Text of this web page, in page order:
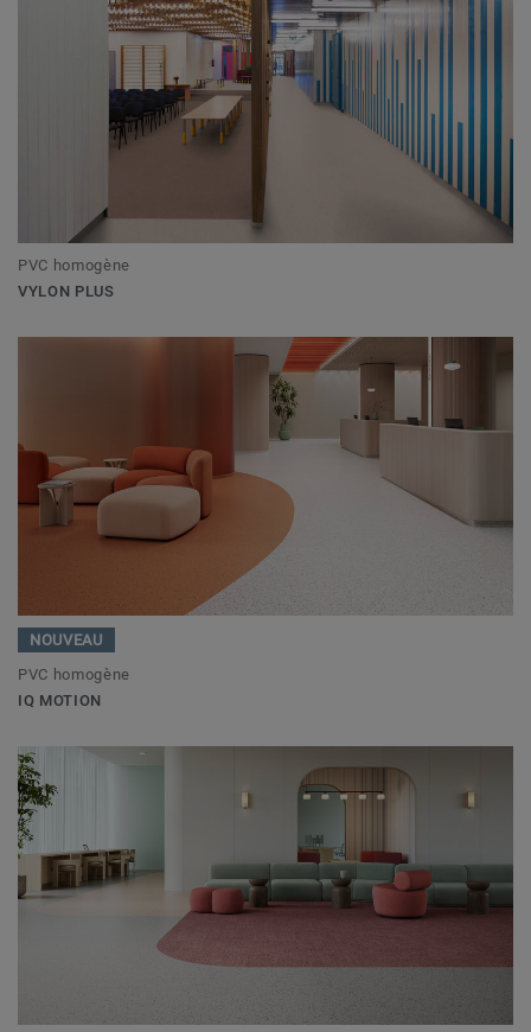
PVC homogène
VYLON PLUS
NOUVEAU
PVC homogène
IQ MOTION